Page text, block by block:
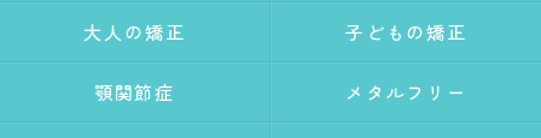
大人の矯正 子どもの矯正
顎関節症 メタルフリー